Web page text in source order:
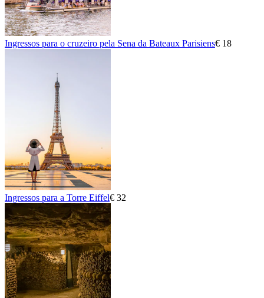
Ingressos para o cruzeiro pela Sena da Bateaux Parisiens€ 18
Ingressos para a Torre Eiffel€ 32